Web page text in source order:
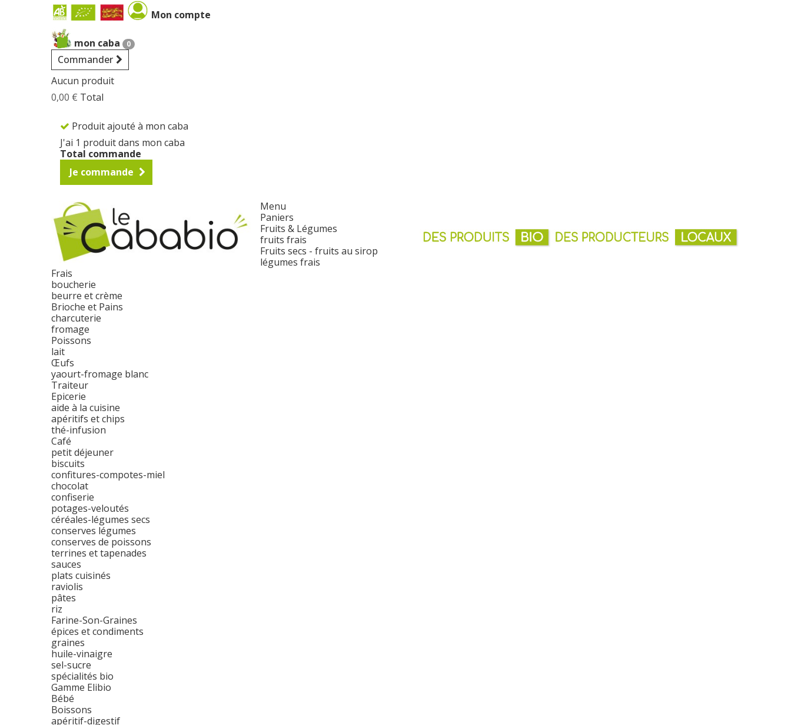
Mon compte
mon caba 0
Commander
Aucun produit
0,00 € Total
Produit ajouté à mon caba
J'ai 1 produit dans mon caba
Total commande
Je commande
Menu
Paniers
Fruits & Légumes
fruits frais
Fruits secs - fruits au sirop
légumes frais
Frais
boucherie
beurre et crème
Brioche et Pains
charcuterie
fromage
Poissons
lait
Œufs
yaourt-fromage blanc
Traiteur
Epicerie
aide à la cuisine
apéritifs et chips
thé-infusion
Café
petit déjeuner
biscuits
confitures-compotes-miel
chocolat
confiserie
potages-veloutés
céréales-légumes secs
conserves légumes
conserves de poissons
terrines et tapenades
sauces
plats cuisinés
raviolis
pâtes
riz
Farine-Son-Graines
épices et condiments
graines
huile-vinaigre
sel-sucre
spécialités bio
Gamme Elibio
Bébé
Boissons
apéritif-digestif
Cookies management panel